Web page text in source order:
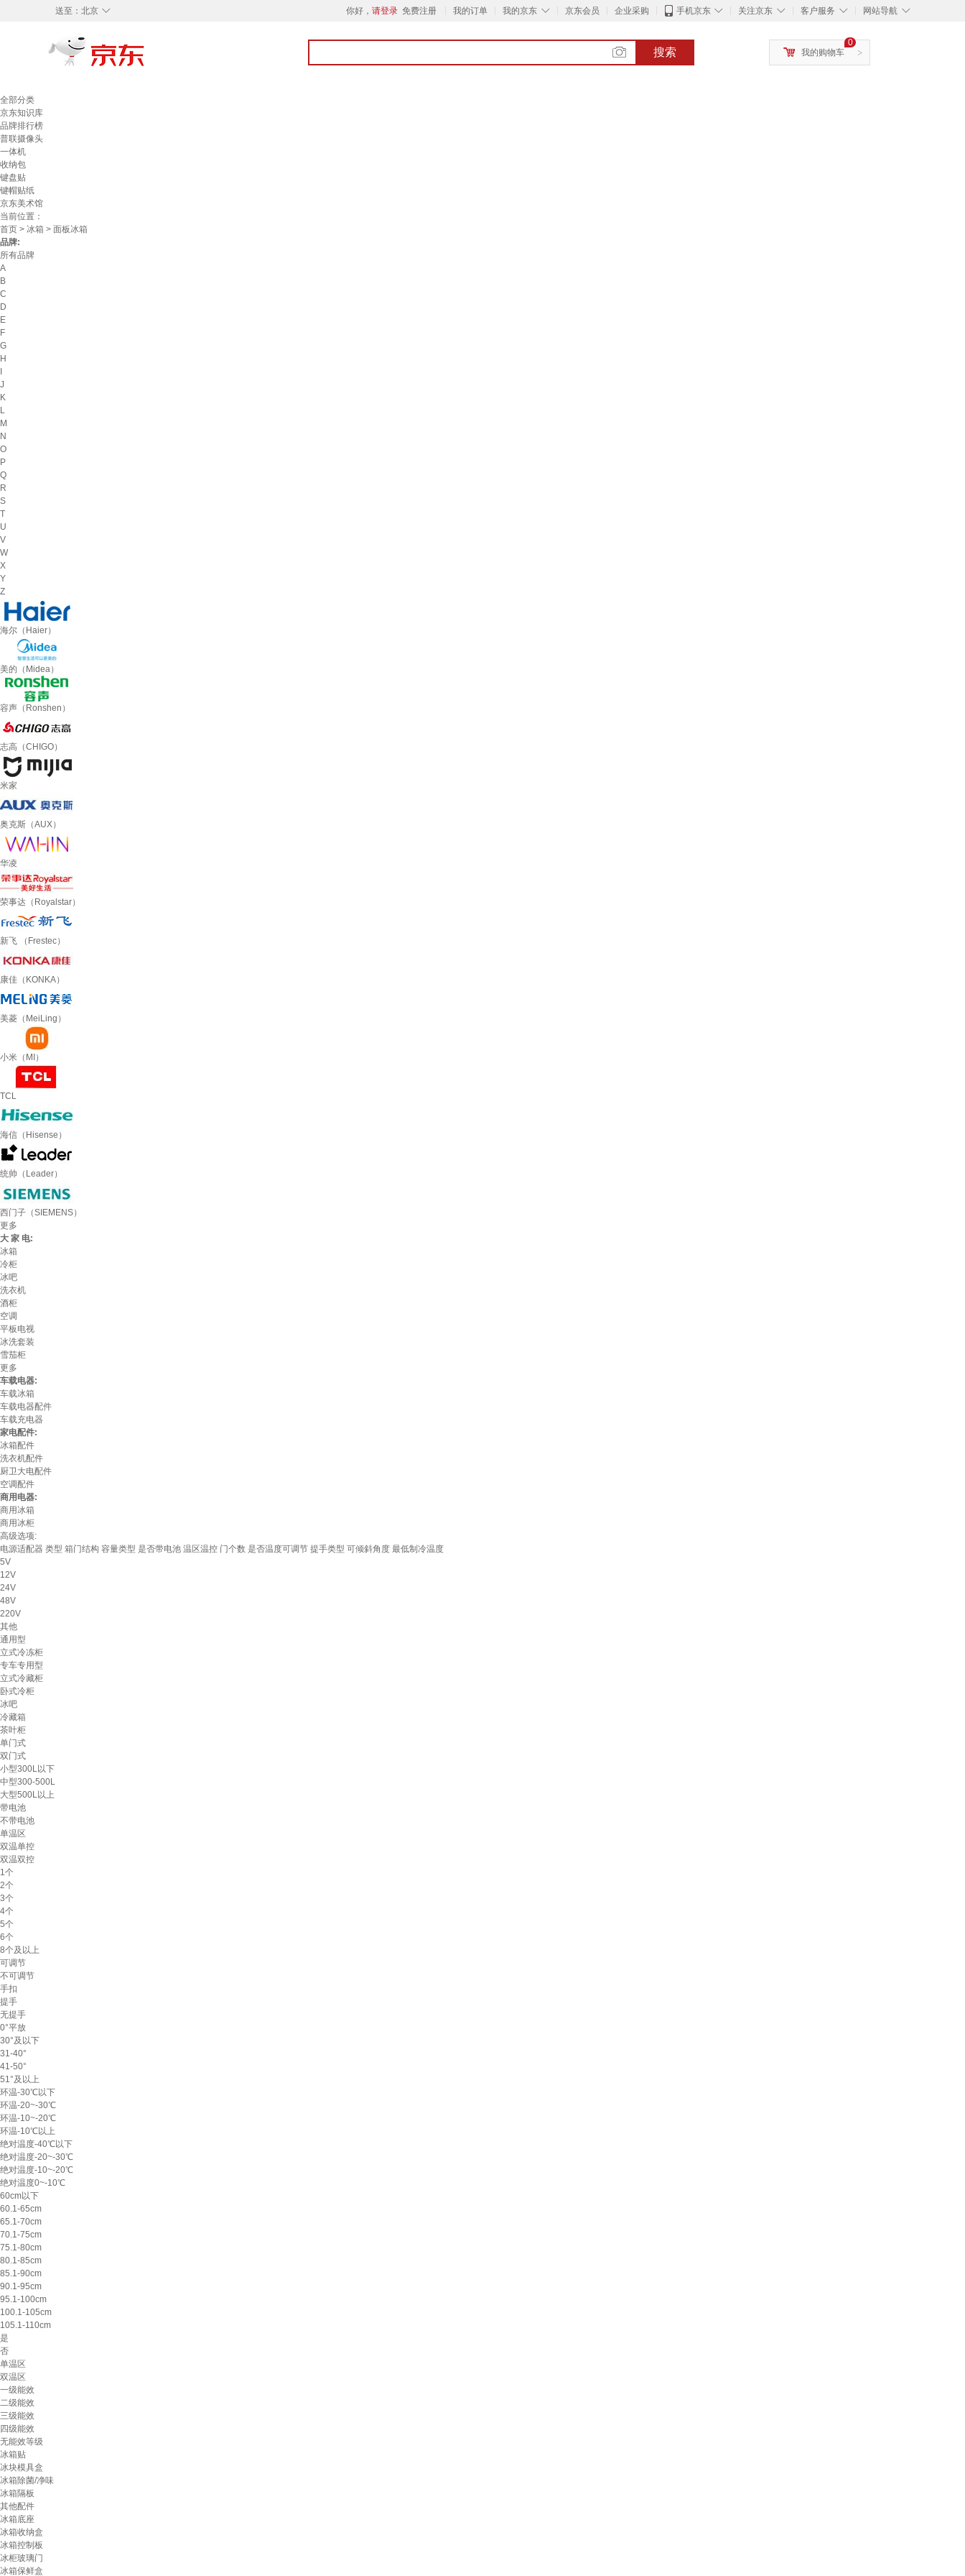
◇
送至： 北京 你好， 请登录 免费注册 我的订单 ◇
我的京东 京东会员 企业采购 ◇
手机京东 ◇
关注京东 ◇
客户服务 ◇
网站导航
搜索 >
0
我的购物车
全部分类
京东知识库
品牌排行榜
普联摄像头
一体机
收纳包
键盘贴
键帽贴纸
京东美术馆
当前位置：
首页 > 冰箱 > 面板冰箱
品牌:
所有品牌
A
B
C
D
E
F
G
H
J
K
L
M
N
O
P
Q
R
S
T
U
V
W
X
Y
Z
海尔（Haier）
美的（Midea）
容声（Ronshen）
志高（CHIGO）
米家
奥克斯（AUX）
华凌
荣事达（Royalstar）
新飞 （Frestec）
康佳（KONKA）
美菱（MeiLing）
小米（MI）
TCL
海信（Hisense）
统帅（Leader）
西门子（SIEMENS）
更多
大 家 电:
冰箱
冷柜
冰吧
洗衣机
酒柜
空调
平板电视
冰洗套装
雪茄柜
更多
车载电器:
车载冰箱
车载电器配件
车载充电器
家电配件:
冰箱配件
洗衣机配件
厨卫大电配件
空调配件
商用电器:
商用冰箱
商用冰柜
高级选项:
电源适配器 类型 箱门结构 容量类型 是否带电池 温区温控 门个数 是否温度可调节 提手类型 可倾斜角度 最低制冷温度
5V
12V
24V
48V
220V
其他
通用型
立式冷冻柜
专车专用型
立式冷藏柜
卧式冷柜
冰吧
冷藏箱
茶叶柜
单门式
双门式
小型300L以下
中型300-500L
大型500L以上
带电池
不带电池
单温区
双温单控
双温双控
1个
2个
3个
4个
5个
6个
8个及以上
可调节
不可调节
手扣
提手
无提手
0°平放
30°及以下
31-40°
41-50°
51°及以上
环温-30℃以下
环温-20~-30℃
环温-10~-20℃
环温-10℃以上
绝对温度-40℃以下
绝对温度-20~-30℃
绝对温度-10~-20℃
绝对温度0~-10℃
60cm以下
60.1-65cm
65.1-70cm
70.1-75cm
75.1-80cm
80.1-85cm
85.1-90cm
90.1-95cm
95.1-100cm
100.1-105cm
105.1-110cm
是
否
单温区
双温区
一级能效
二级能效
三级能效
四级能效
无能效等级
冰箱贴
冰块模具盒
冰箱除菌/净味
冰箱隔板
其他配件
冰箱底座
冰箱收纳盒
冰箱控制板
冰柜玻璃门
冰箱保鲜盒